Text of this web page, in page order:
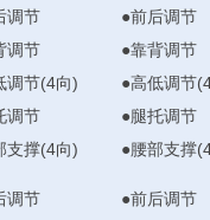
调节
调节
调节(4向)
调节
支撑(4向)
●前后调节
●靠背调节
●高低调节
●腿托调节
●腰部支撑
调节
●前后调节